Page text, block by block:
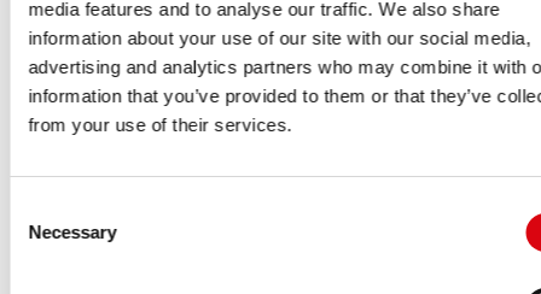
media features and to analyse our traffic. We also share
information about your use of our site with our social media,
advertising and analytics partners who may combine it with
information that you’ve provided to them or that they’ve
from your use of their services.
Selection
Necessary